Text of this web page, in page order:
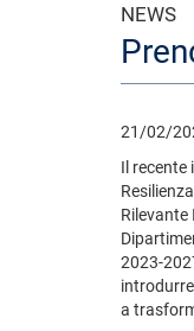
NEWS
21/02/
Il recente
Rilevante
2023-
a